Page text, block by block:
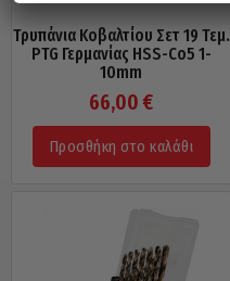
Τρυπάνια Κοβαλτίου Σετ 19 Τεμ.
PTG Γερμανίας HSS-Co5 1-
10mm
66,00€
Προσθήκη στο καλάθι